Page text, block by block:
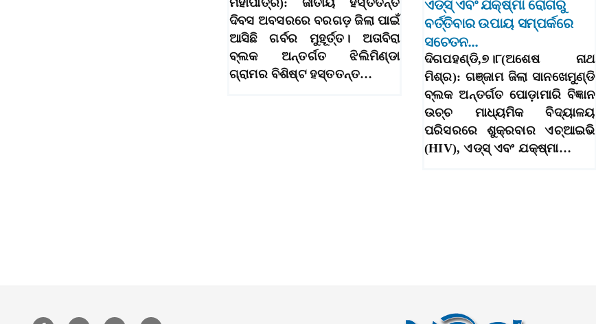
ଦିବସ ଅବସରରେ ବରଗଡ଼ ଜିଲା ପାଇଁ
ଆସିଛି ଗର୍ବର ମୁହୂର୍ତ୍ତ। ଅତାବିରା
ବ୍ଲକ ଅନ୍ତର୍ଗତ ଝିଲିମିଣ୍ଡା
ଗ୍ରାମର ବିଶିଷ୍ଟ ହସ୍ତତନ୍ତ…
ଏଡ୍‌ସ୍ ଏବଂ ଯକ୍ଷ୍ମା ରୋଗରୁ
ବର୍ତ୍ତିବାର ଉପାୟ ସମ୍ପର୍କରେ
ସଚେତନ…
ଦିଗପହଣ୍ଡି,୭।୮(ଅଶେଷ ନାଥ
ମିଶ୍ର): ଗଞ୍ଜାମ ଜିଲା ସାନଖେମୁଣ୍ଡି
ବ୍ଲକ ଅନ୍ତର୍ଗତ ପୋଡ଼ାମାରି ବିଜ୍ଞାନ
ଉଚ୍ଚ ମାଧ୍ୟମିକ ବିଦ୍ୟାଳୟ
ପରିସରରେ ଶୁକ୍ରବାର ଏଚ୍‌ଆଇଭି
(HIV), ଏଡ୍‌ସ୍ ଏବଂ ଯକ୍ଷ୍ମା…